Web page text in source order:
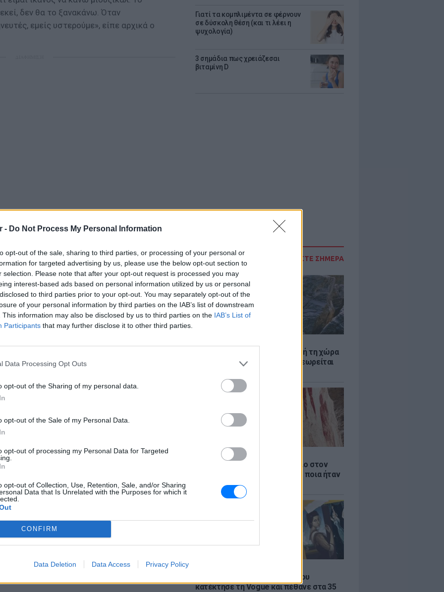
- Do Not Process My Personal Information
opt-out of the sale, sharing to third parties, or processing of your personal or
for targeted advertising by us, please use the below opt-out section to
selection. Please note that after your opt-out request is processed you may
interest-based ads based on personal information utilized by us or personal
to third parties prior to your opt-out. You may separately opt-out of the
of your personal information by third parties on the IAB’s list of downstream
This information may also be disclosed by us to third parties on the IAB’s List of
Participants that may further disclose it to other third parties.
Data Processing Opt Outs
opt-out of the Sharing of my personal data.
opt-out of the Sale of my Personal Data.
opt-out of processing my Personal Data for Targeted
opt-out of Collection, Use, Retention, Sale, and/or Sharing
Data that Is Unrelated with the Purposes for which it
CONFIRM
Data Deletion Data Access Privacy Policy
Γιατί τα κομπλιμέντα σε φέρνουν
σε δύσκολη θέση (και τι λέει η
ψυχολογία)
3 σημάδια πως χρειάζεσαι
βιταμίνη D
ΔΙΑΒΑΣΤΕ ΣΗΜΕΡΑ
Η παράξενη ελευθερία: Σε αυτή τη χώρα
της Ευρώπης, το γuμνό δεν θεωρείται
ΘΕΜΑΤΑ
Το αρχαιότερο ξύλινο εργαλείο στον
κόσμο βρέθηκε στην Ελλάδα - ποια ήταν
η χρήση του
Η μούσα του σουρεαλισμού που
κατέκτησε τη Vogue και πέθανε στα 35
δεν θα το ξανακάνω. Όταν
εμείς υστερούμε», είπε αρχικά ο
το μυστικό επιτυχίας του γάμου τους, ο
«Δεν είναι ερώτηση αυτή, μετά τη
μπορώ να απαντήσω σε αυτή την ερώτηση,
ήταν η επόμενη ερώτηση και ο
«Επιμένετε όμως! Δεν μπορώ να